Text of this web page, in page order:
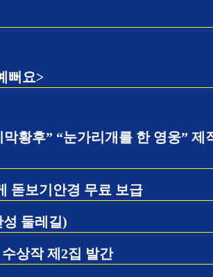
뻐요>
황후” “눈가리개를 한 영웅” 제
돋보기안경 무료 보급
둘레길)
상작 제2집 발간